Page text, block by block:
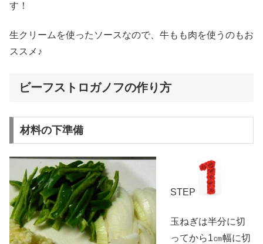
す！
生クリームを使ったソースなので、牛もも肉を使うのもお
ススメ♪
ビーフストロガノフの作り方
材料の下準備
STEP
玉ねぎは半分に切
ってから1㎝幅に切